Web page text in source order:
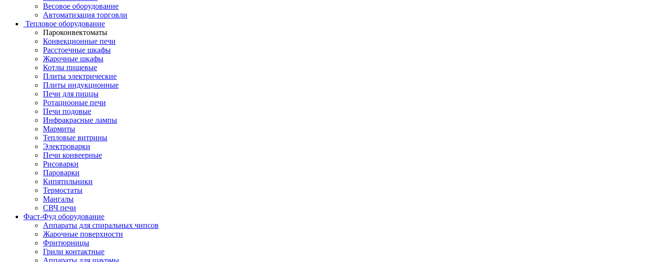
Весовое оборудование
Автоматизация торговли
Тепловое оборудование
Пароконвектоматы
Конвекционные печи
Расстоечные шкафы
Жарочные шкафы
Котлы пищевые
Плиты электрические
Плиты индукционные
Печи для пиццы
Ротациооные печи
Печи подовые
Инфракрасные лампы
Мармиты
Тепловые витрины
Электроварки
Печи конвеерные
Рисоварки
Пароварки
Кипятильники
Термостаты
Мангалы
СВЧ печи
Фаст-Фуд оборудование
Аппараты для спиральных чипсов
Жарочные поверхности
Фритюрницы
Грили контактные
Аппараты для шаурмы